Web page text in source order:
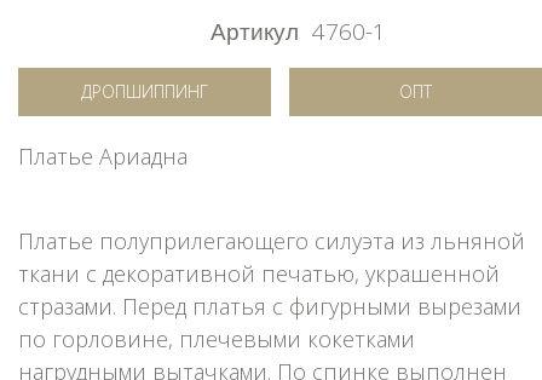
Артикул 4760-1
ДРОПШИППИНГ ОПТ
Платье Ариадна
Платье полуприлегающего силуэта из льняной
ткани с декоративной печатью, украшенной
стразами. Перед платья с фигурными вырезами
по горловине, плечевыми кокетками
нагрудными вытачками. По спинке выполнен